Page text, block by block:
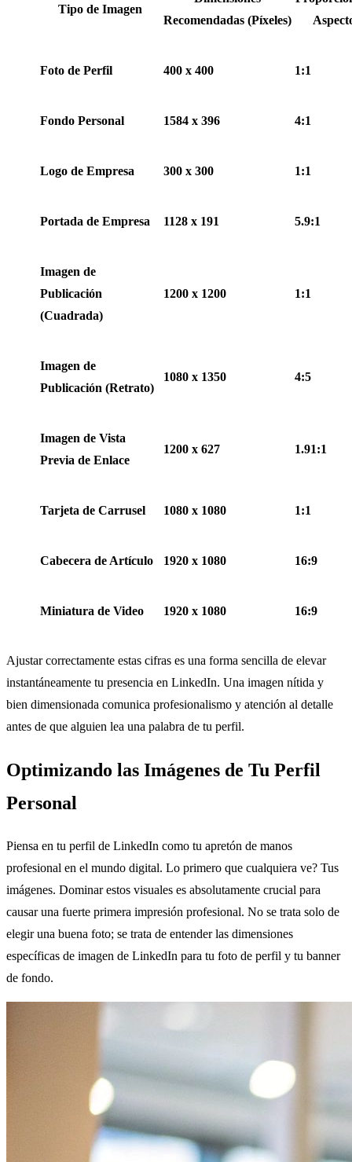
Tipo de Imagen
Recomendadas (Píxeles)
Foto de Perfil 400 x 400 1:1
Fondo Personal 1584 x 396 4:1
Logo de Empresa 300 x 300 1:1
Portada de Empresa 1128 x 191 5.9:1
Imagen de
Publicación
(Cuadrada)
1200 x 1200 1:1
Imagen de
Publicación (Retrato)
1080 x 1350 4:5
Imagen de Vista
Previa de Enlace
1200 x 627 1.91:1
Tarjeta de Carrusel 1080 x 1080 1:1
Cabecera de Artículo 1920 x 1080 16:9
Miniatura de Video 1920 x 1080 16:9
Ajustar correctamente estas cifras es una forma sencilla de elevar
instantáneamente tu presencia en LinkedIn. Una imagen nítida y
bien dimensionada comunica profesionalismo y atención al detalle
antes de que alguien lea una palabra de tu perfil.
Optimizando las Imágenes de Tu Perfil
Personal
Piensa en tu perfil de LinkedIn como tu apretón de manos
profesional en el mundo digital. Lo primero que cualquiera ve? Tus
imágenes. Dominar estos visuales es absolutamente crucial para
causar una fuerte primera impresión profesional. No se trata solo de
elegir una buena foto; se trata de entender las dimensiones
específicas de imagen de LinkedIn para tu foto de perfil y tu banner
de fondo.